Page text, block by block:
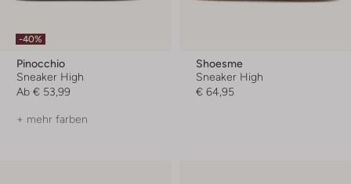
-40%
Pinocchio
Sneaker High
Ab € 53,99
+ mehr farben
Shoesme
Sneaker High
€ 64,95